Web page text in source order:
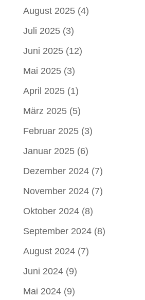
August 2025(4)
Juli 2025(3)
Juni 2025(12)
Mai 2025(3)
April 2025(1)
März 2025(5)
Februar 2025(3)
Januar 2025(6)
Dezember 2024(7)
November 2024(7)
Oktober 2024(8)
September 2024(8)
August 2024(7)
Juni 2024(9)
Mai 2024(9)